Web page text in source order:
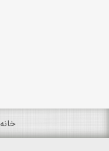
خانه